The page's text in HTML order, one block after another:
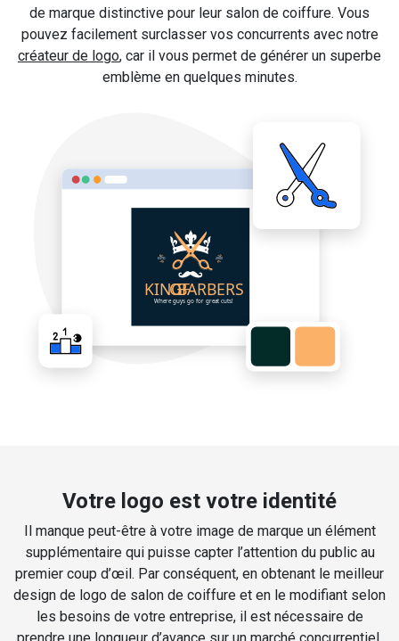
de marque distinctive pour leur salon de coiffure. Vous
pouvez facilement surclasser vos concurrents avec notre
créateur de logo, car il vous permet de générer un superbe
emblème en quelques minutes.
Votre logo est votre identité
Il manque peut-être à votre image de marque un élément
supplémentaire qui puisse capter l’attention du public au
premier coup d’œil. Par conséquent, en obtenant le meilleur
design de logo de salon de coiffure et en le modifiant selon
les besoins de votre entreprise, il est nécessaire de